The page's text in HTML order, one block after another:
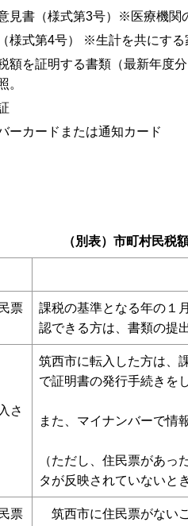
見書（様式第3号）※医療機関
様式第4号） ※生計を共にする
額を証明する書類（最新年度
。
ーカードまたは通知カード
（別表）市町村民税
票
課税の基準となる年の１
認できる方は、書類の提
さ
筑西市に転入した方は、
で証明書の発行手続きを
また、マイナンバーで情
（ただし、住民票があ
タが反映されていないと
票
筑西市に住民票がない